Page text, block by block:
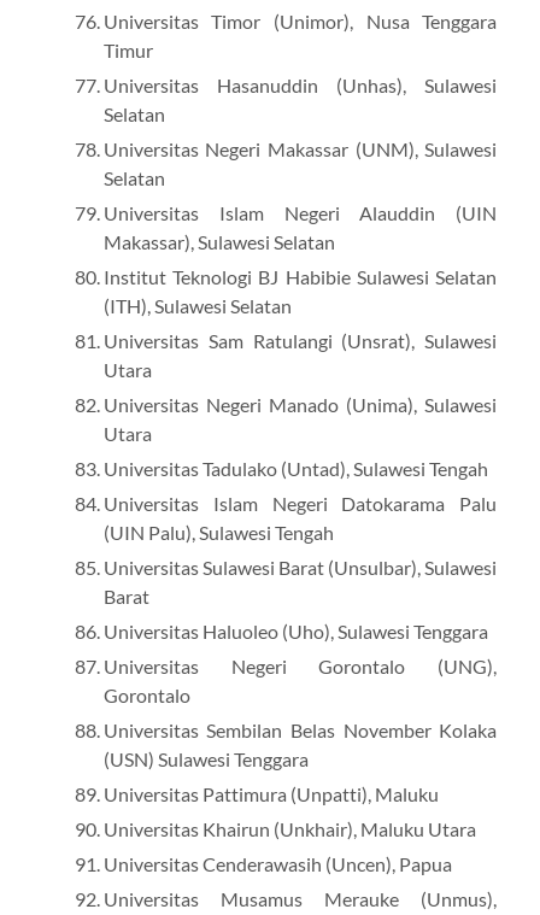
Universitas Timor (Unimor), Nusa Tenggara
Timur
Universitas Hasanuddin (Unhas), Sulawesi
Selatan
Universitas Negeri Makassar (UNM), Sulawesi
Selatan
Universitas Islam Negeri Alauddin (UIN
Makassar), Sulawesi Selatan
Institut Teknologi BJ Habibie Sulawesi Selatan
(ITH), Sulawesi Selatan
Universitas Sam Ratulangi (Unsrat), Sulawesi
Utara
Universitas Negeri Manado (Unima), Sulawesi
Utara
Universitas Tadulako (Untad), Sulawesi Tengah
Universitas Islam Negeri Datokarama Palu
(UIN Palu), Sulawesi Tengah
Universitas Sulawesi Barat (Unsulbar), Sulawesi
Barat
Universitas Haluoleo (Uho), Sulawesi Tenggara
Universitas Negeri Gorontalo (UNG),
Gorontalo
Universitas Sembilan Belas November Kolaka
(USN) Sulawesi Tenggara
Universitas Pattimura (Unpatti), Maluku
Universitas Khairun (Unkhair), Maluku Utara
Universitas Cenderawasih (Uncen), Papua
Universitas Musamus Merauke (Unmus),